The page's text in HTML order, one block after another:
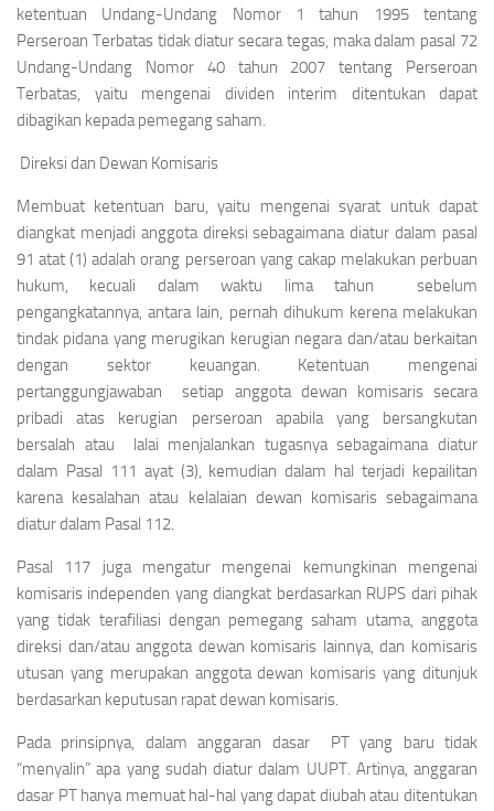
ketentuan Undang-Undang Nomor 1 tahun 1995 tentang
Perseroan Terbatas tidak diatur secara tegas, maka dalam pasal 72
Undang-Undang Nomor 40 tahun 2007 tentang Perseroan
Terbatas, yaitu mengenai dividen interim ditentukan dapat
dibagikan kepada pemegang saham.
Direksi dan Dewan Komisaris
Membuat ketentuan baru, yaitu mengenai syarat untuk dapat
diangkat menjadi anggota direksi sebagaimana diatur dalam pasal
91 atat (1) adalah orang perseroan yang cakap melakukan perbuan
hukum, kecuali dalam waktu lima tahun sebelum
pengangkatannya, antara lain, pernah dihukum kerena melakukan
tindak pidana yang merugikan kerugian negara dan/atau berkaitan
dengan sektor keuangan. Ketentuan mengenai
pertanggungjawaban setiap anggota dewan komisaris secara
pribadi atas kerugian perseroan apabila yang bersangkutan
bersalah atau lalai menjalankan tugasnya sebagaimana diatur
dalam Pasal 111 ayat (3), kemudian dalam hal terjadi kepailitan
karena kesalahan atau kelalaian dewan komisaris sebagaimana
diatur dalam Pasal 112.
Pasal 117 juga mengatur mengenai kemungkinan mengenai
komisaris independen yang diangkat berdasarkan RUPS dari pihak
yang tidak terafiliasi dengan pemegang saham utama, anggota
direksi dan/atau anggota dewan komisaris lainnya, dan komisaris
utusan yang merupakan anggota dewan komisaris yang ditunjuk
berdasarkan keputusan rapat dewan komisaris.
Pada prinsipnya, dalam anggaran dasar PT yang baru tidak
“menyalin” apa yang sudah diatur dalam UUPT. Artinya, anggaran
dasar PT hanya memuat hal-hal yang dapat diubah atau ditentukan